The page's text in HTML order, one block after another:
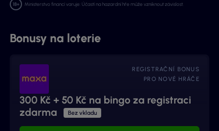
Ministerstvo financí varuje: Účastí na hazardní hře může vzniknout závislost.
Bonusy na loterie
REGISTRAČNÍ BONUS
PRO NOVÉ HRÁČE
300 Kč + 50 Kč na bingo za registraci
zdarma
Bez vkladu